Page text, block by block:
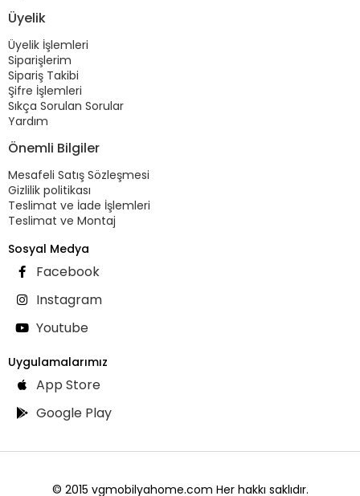
Üyelik
Üyelik İşlemleri
Siparişlerim
Sipariş Takibi
Şifre İşlemleri
Sıkça Sorulan Sorular
Yardım
Önemli Bilgiler
Mesafeli Satış Sözleşmesi
Gizlilik politikası
Teslimat ve İade İşlemleri
Teslimat ve Montaj
Sosyal Medya
Facebook
Instagram
Youtube
Uygulamalarımız
App Store
Google Play
© 2015 vgmobilyahome.com Her hakkı saklıdır.